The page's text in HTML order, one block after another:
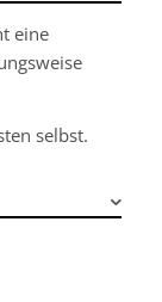
eine
selbst.